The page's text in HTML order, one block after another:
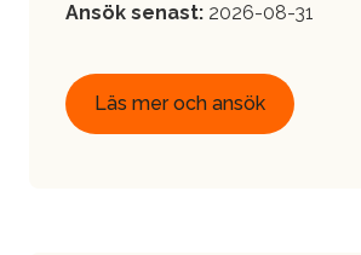
Ansök senast: 2026-08-31
Läs mer och ansök